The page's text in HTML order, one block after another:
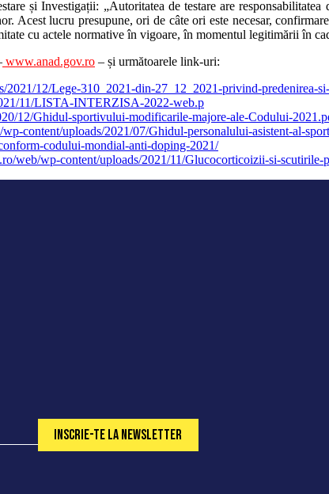
și Investigații: „Autoritatea de testare are
Acest lucru presupune, ori de câte ori este necesar,
cu actele normative în vigoare, în momentul legitimării în
www.anad.gov.ro – și următoarele link-uri:
2021/12/Lege-310_2021-din-27_12_2021-privind-predenirea-
11/LISTA-INTERZISA-2022-web.p
12/Ghidul-sportivului-modificarile-majore-ale-Codului-
wp-content/uploads/2021/07/Ghidul-personalului-asistent-al-
codului-mondial-anti-doping-2021/
web/wp-content/uploads/2021/11/Glucocorticoizii-si-scutirile-